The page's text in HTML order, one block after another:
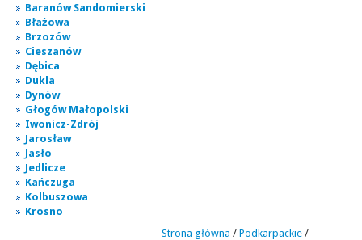
Baranów Sandomierski
Błażowa
Brzozów
Cieszanów
Dębica
Dukla
Dynów
Głogów Małopolski
Iwonicz-Zdrój
Jarosław
Jasło
Jedlicze
Kańczuga
Kolbuszowa
Krosno
Strona główna / Podkarpackie /